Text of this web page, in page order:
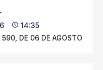
14:35
590, DE 06 DE AGOSTO